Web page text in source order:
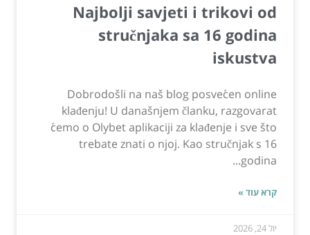
Najbolji savjeti i trikovi od
stručnjaka sa 16 godina
iskustva
Dobrodošli na naš blog posvećen online
klađenju! U današnjem članku, razgovarat
ćemo o Olybet aplikaciji za klađenje i sve što
trebate znati o njoj. Kao stručnjak s 16
godina...
קרא עוד »
יול 24, 2026